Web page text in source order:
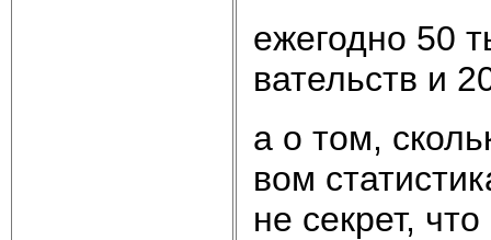
еже­год­но 50
ва­тельств и
а о том,
вом
не сек­рет,